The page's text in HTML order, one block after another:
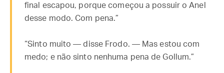
final escapou, porque começou a possuir o Anel
desse modo. Com pena.”
“Sinto muito — disse Frodo. — Mas estou com
medo; e não sinto nenhuma pena de Gollum.”